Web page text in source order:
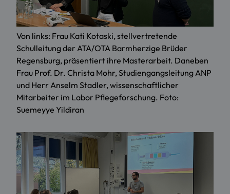
Von links: Frau Kati Kotaski, stellvertretende
Schulleitung der ATA/OTA Barmherzige Brüder
Regensburg, präsentiert ihre Masterarbeit. Daneben
Frau Prof. Dr. Christa Mohr, Studiengangsleitung ANP
und Herr Anselm Stadler, wissenschaftlicher
Mitarbeiter im Labor Pflegeforschung. Foto:
Suemeyye Yildiran